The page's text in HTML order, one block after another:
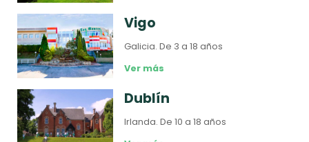
Vigo
Galicia.De 3 a 18 años
Ver más
Dublín
Irlanda.De 10 a 18 años